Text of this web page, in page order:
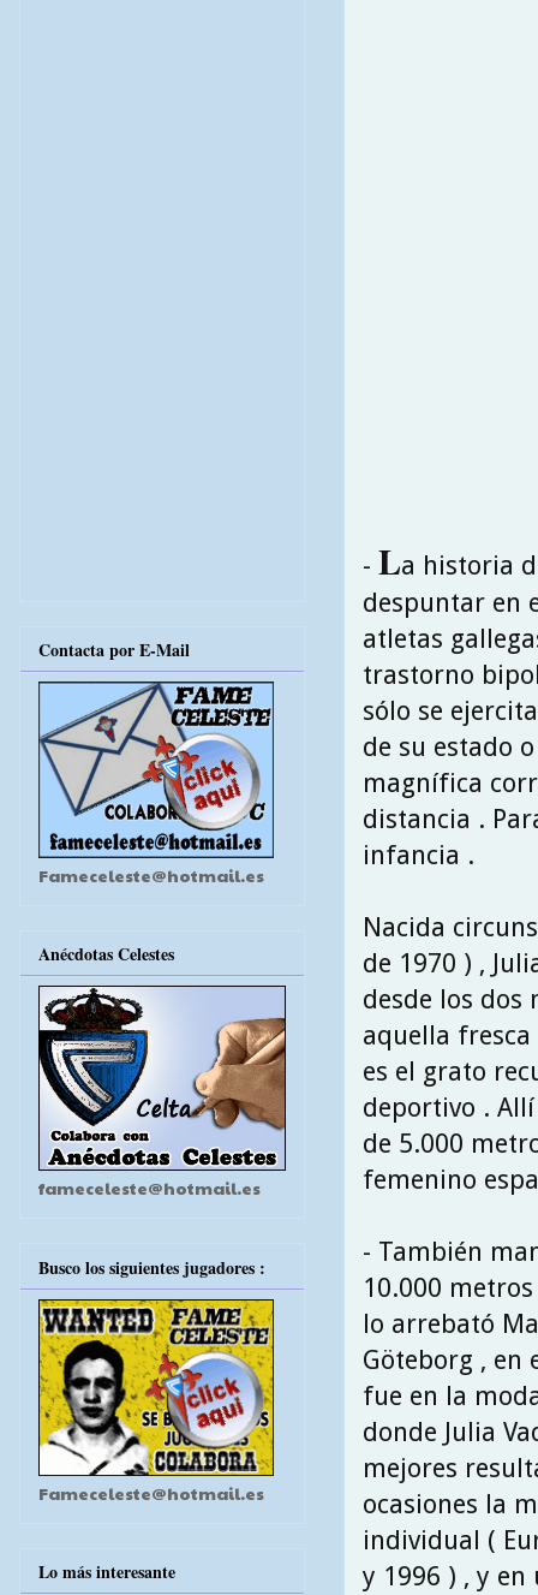
- La historia
despuntar en
atletas
trastorno
sólo se
de su estado
magnífica
distancia .
infancia .
Nacida
de 1970 ) ,
desde los dos
aquella
es el grato
deportivo .
de 5.000
femenino
- También
10.000
lo arrebató
Göteborg , en
fue en la
donde Julia
mejores
ocasiones la
individual (
y 1996 ) , y
Contacta por E-Mail
Fameceleste@hotmail.es
Anécdotas Celestes
fameceleste@hotmail.es
Busco los siguientes jugadores :
Fameceleste@hotmail.es
Lo más interesante